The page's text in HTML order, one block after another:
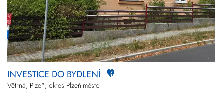
INVESTICE DO BYDLENÍ
Větrná, Plzeň, okres Plzeň-město